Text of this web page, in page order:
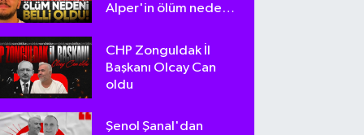
Alper'in ölüm nedeni
CHP Zonguldak İl
Başkanı Olcay Can
oldu
Şenol Şanal'dan